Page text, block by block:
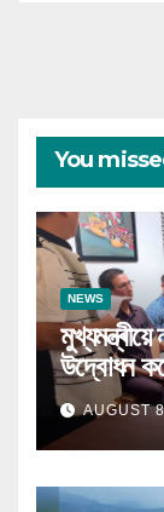
You
NEWS
উদ্বোধন
AUGUST